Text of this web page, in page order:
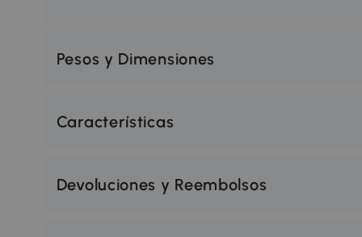
Pesos y Dimensiones
Características
Devoluciones y Reembolsos